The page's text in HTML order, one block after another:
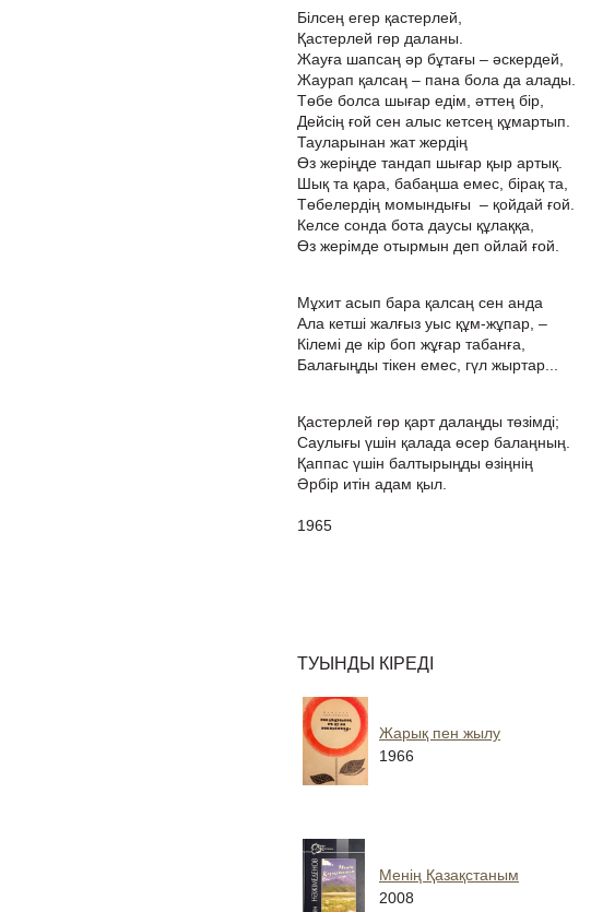
Білсең егер қастерлей,
Қастерлей гөр даланы.
Жауға шапсаң әр бұтағы – әскердей,
Жаурап қалсаң – пана бола да алады.
Төбе болса шығар едім, әттең бір,
Дейсің ғой сен алыс кетсең құмартып.
Тауларынан жат жердің
Өз жеріңде тандап шығар қыр артық.
Шық та қара, бабаңша емес, бірақ та,
Төбелердің момындығы – қойдай ғой.
Келсе сонда бота даусы құлаққа,
Өз жерімде отырмын деп ойлай ғой.
Мұхит асып бара қалсаң сен анда
Ала кетші жалғыз уыс құм-жұпар, –
Кілемі де кір боп жұғар табанға,
Балағыңды тікен емес, гүл жыртар...
Қастерлей гөр қарт далаңды төзімді;
Саулығы үшін қалада өсер балаңның.
Қаппас үшін балтырыңды өзіңнің
Әрбір итін адам қыл.
1965
ТУЫНДЫ КІРЕДІ
Жарық пен жылу
1966
Менің Қазақстаным
2008